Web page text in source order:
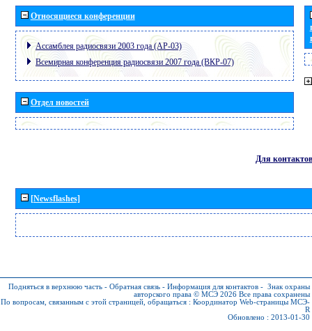
Относящиеся конференции
Ассамблея радиосвязи 2003 года (АР-03)
Всемирная конференция радиосвязи 2007 года (ВКР-07)
Отдел новостей
Для контактов
[Newsflashes]
Подняться в верхнюю часть - Обратная связь - Информация для контактов - Знак охраны
авторского права © МСЭ 2026 Все права сохранены
По вопросам, связанным с этой страницей, обращаться : Координатор Web-страницы МСЭ-
R
Обновлено : 2013-01-30